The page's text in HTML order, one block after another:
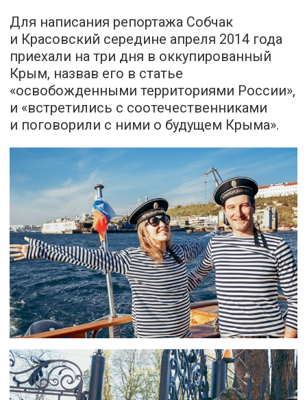
Для написания репортажа Собчак
и Красовский середине апреля 2014 года
приехали на три дня в оккупированный
Крым, назвав его в статье
«освобожденными территориями России»,
и «встретились с соотечественниками
и поговорили с ними о будущем Крыма».